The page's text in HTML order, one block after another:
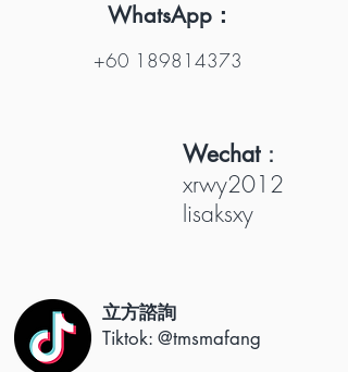
​WhatsApp：
+60 189814373
Wechat：
xrwy2012
lisaksxy
立方諮詢
Tiktok: @tmsmafang